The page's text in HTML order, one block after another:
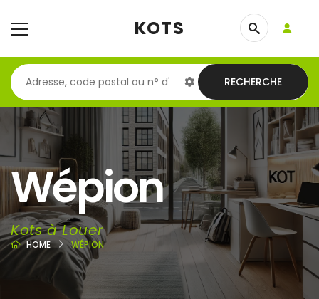
KOTS
RECHERCHE
Wépion
Kots à Louer
HOME WÉPION